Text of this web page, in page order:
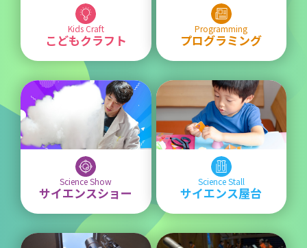
Kids Craft
こどもクラフト
Programming
プログラミング
Science Show
サイエンスショー
Science Stall
サイエンス屋台